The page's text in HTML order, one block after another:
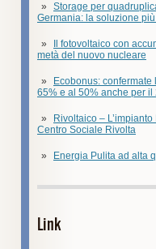
Storage per
Germania: la soluzione
Il fotovoltaico con
metà del nuovo nucleare
Ecobonus: confermate
65% e al 50% anche per il
Rivoltaico – L’impianto
Centro Sociale Rivolta
Energia Pulita ad alta
Link